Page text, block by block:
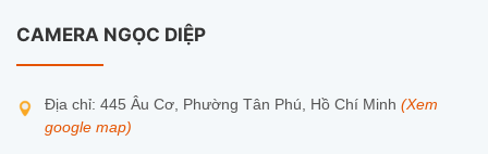
CAMERA NGỌC DIỆP
Địa chỉ: 445 Âu Cơ, Phường Tân Phú, Hồ Chí Minh (Xem
google map)